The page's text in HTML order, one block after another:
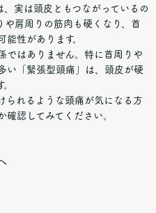
、実は頭皮ともつながっているの
や肩周りの筋肉も硬くなり、首
性があります。
ではありません。特に首周りや
い「緊張型頭痛」は、頭皮が硬
られるような頭痛が気になる方
認してみてください。